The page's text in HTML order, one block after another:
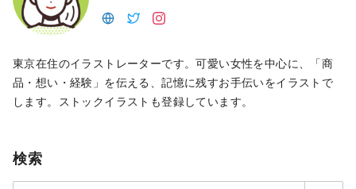
東京在住のイラストレーターです。可愛い女性を中心に、「商
品・想い・経験」を伝える、記憶に残すお手伝いをイラストで
します。ストックイラストも登録しています。
検索